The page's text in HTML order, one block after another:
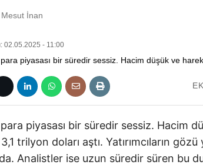
Mesut İnan
02.05.2025 - 11:00
piyasası bir süredir sessiz. Hacim
trilyon doları aştı. Yatırımcıların
Analistler ise uzun süredir süren bu